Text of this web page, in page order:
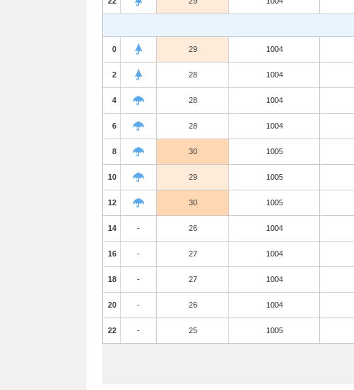
0 29 1004
2 28 1004
4 28 1004
6 28 1004
8 30 1005
10 29 1005
12 30 1005
14 - 26 1004
16 - 27 1004
18 - 27 1004
20 - 26 1004
22 - 25 1005